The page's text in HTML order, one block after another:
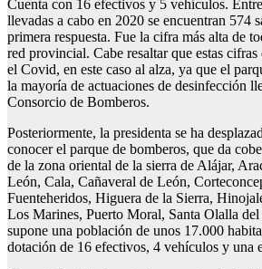
Cuenta con 16 efectivos y 5 vehículos.
llevadas a cabo en 2020 se encuentran 574
primera respuesta. Fue la cifra más alta de
red provincial. Cabe resaltar que estas
el Covid, en este caso al alza, ya que el
la mayoría de actuaciones de desinfección
Consorcio de Bomberos.
Posteriormente, la presidenta se ha
conocer el parque de bomberos, que da
de la zona oriental de la sierra de Alájar,
León, Cala, Cañaveral de León,
Fuenteheridos, Higuera de la Sierra,
Los Marines, Puerto Moral, Santa Olalla
supone una población de unos 17.000
dotación de 16 efectivos, 4 vehículos y una